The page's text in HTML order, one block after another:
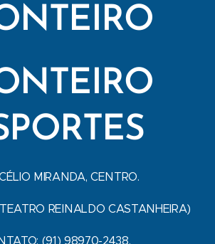
MIRANDA, CENTRO.
REINALDO CASTANHEIRA)
(91) 98970-2438.